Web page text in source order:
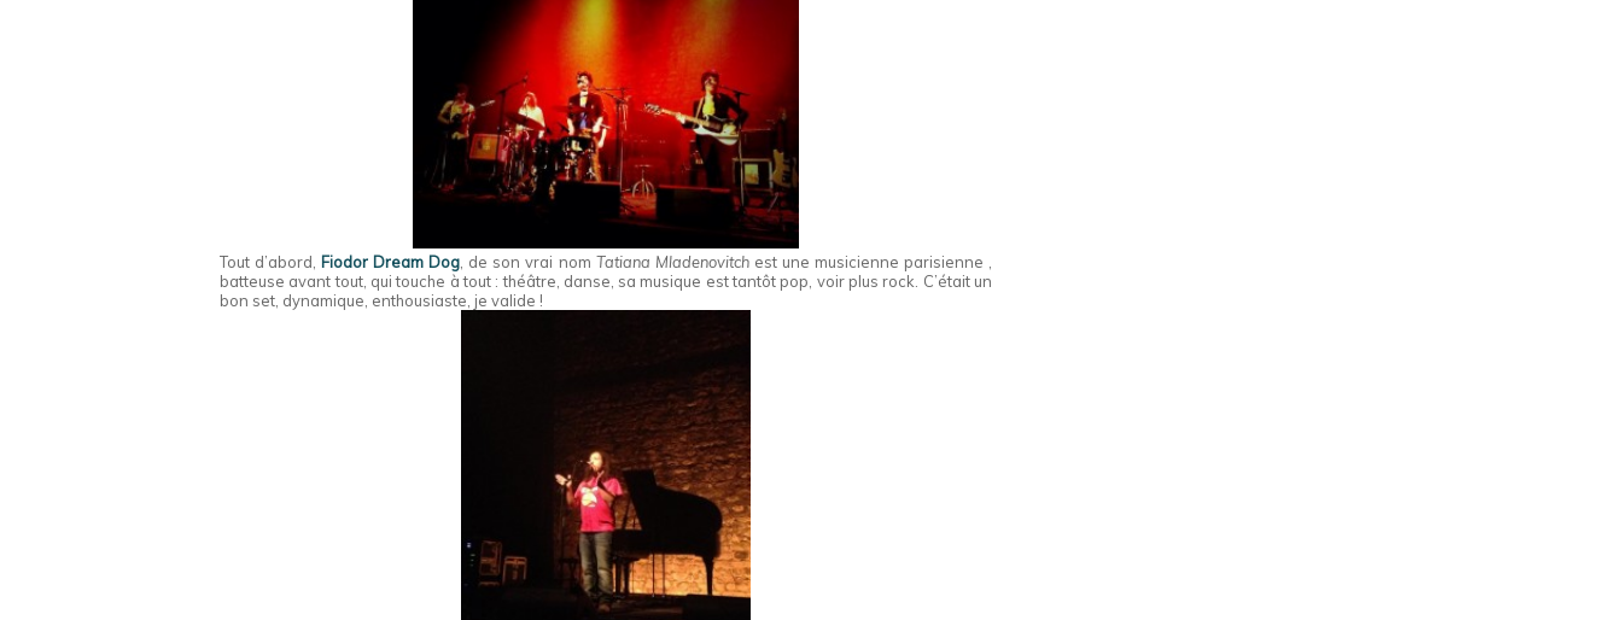
Tout d’abord, Fiodor Dream Dog , de son vrai nom Tatiana Mladenovitchest une musicienne parisienne ,
batteuse avant tout, qui touche à tout : théâtre, danse, sa musique est tantôt pop, voir plus rock. C’était un
bon set, dynamique, enthousiaste, je valide !